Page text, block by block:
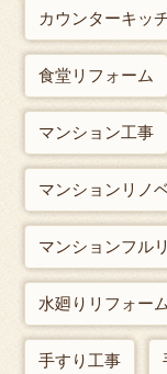
カウンターキッ
食堂リフォーム
マンション工事
マンションリノ
マンションフル
水廻りリフォー
手すり工事